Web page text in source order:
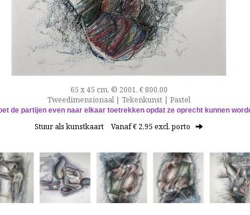
65 x 45 cm, © 2001, € 800,00
Tweedimensionaal | Tekenkunst | Pastel
de partijen even naar elkaar toetrekken opdat ze oprecht kunnen
Stuur als kunstkaart Vanaf € 2,95 excl. porto